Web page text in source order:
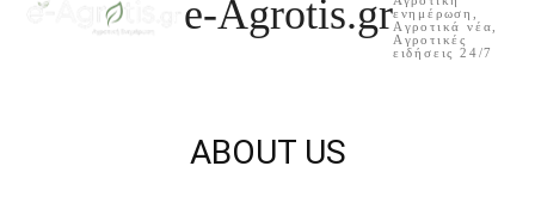
e-Agrotis.grενημέρωση,
Aγροτικά νέα,
Aγροτικές
ειδήσεις 24/7
ABOUT US